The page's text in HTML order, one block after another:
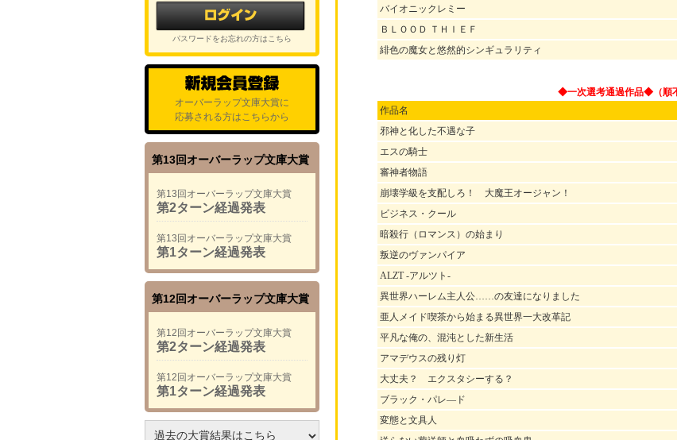
パスワードをお忘れの方はこちら
オーバーラップ文庫大賞に
応募される方はこちらから
第13回オーバーラップ文庫大賞
第13回オーバーラップ文庫大賞
第2ターン経過発表
第13回オーバーラップ文庫大賞
第1ターン経過発表
第12回オーバーラップ文庫大賞
第12回オーバーラップ文庫大賞
第2ターン経過発表
第12回オーバーラップ文庫大賞
第1ターン経過発表
バイオニックレミー
ＢＬＯＯＤ ＴＨＩＥＦ
緋色の魔女と悠然的シンギュラリティ
◆一次選考通過作品◆（順
作品名
邪神と化した不遇な子
エスの騎士
審神者物語
崩壊学級を支配しろ！ 大魔王オージャン！
ビジネス・クール
暗殺行（ロマンス）の始まり
叛逆のヴァンパイア
ALZT -アルツト-
異世界ハーレム主人公……の友達になりました
亜人メイド喫茶から始まる異世界一大改革記
平凡な俺の、混沌とした新生活
アマデウスの残り灯
大丈夫？ エクスタシーする？
ブラック・パレ―ド
変態と文具人